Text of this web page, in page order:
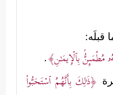
قبلَه:
مُطۡمَىِٕنُّۢ بِٱلۡإِیمَـٰنِ﴾ .
﴿ذَ ٰ⁠لِكَ بِأَنَّهُمُ ٱسۡتَحَبُّواْ